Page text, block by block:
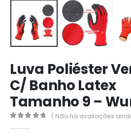
Luva Poliéster
C/ Banho Latex
Tamanho 9 –
( Não há avaliações